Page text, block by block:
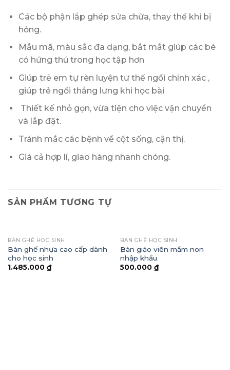
Các bộ phận lắp ghép sửa chữa, thay thế khi bị
hỏng.
Mẫu mã, màu sắc đa dạng, bắt mắt giúp các bé
có hứng thú trong học tập hơn
Giúp trẻ em tự rèn luyện tư thế ngồi chính xác ,
giúp trẻ ngồi thẳng lưng khi học bài
Thiết kế nhỏ gọn, vừa tiện cho việc vận chuyển
và lắp đặt.
Tránh mắc các bệnh về cột sống, cận thị.
Giá cả hợp lí, giao hàng nhanh chóng.
SẢN PHẨM TƯƠNG TỰ
BÀN GHẾ HỌC SINH
Bàn ghế nhựa cao cấp dành
cho học sinh
1.485.000 ₫
BÀN GHẾ HỌC SINH
Bàn giáo viên mầm non
nhập khẩu
500.000 ₫